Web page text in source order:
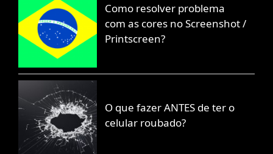
Como resolver problema
com as cores no Screenshot /
Printscreen?
O que fazer ANTES de ter o
celular roubado?